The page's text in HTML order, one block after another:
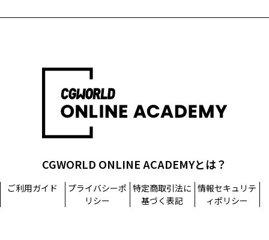
CGWORLD ONLINE ACADEMYとは？
ご利用ガイド
プライバシーポ
リシー
特定商取引法に
基づく表記
情報セキュリテ
ィポリシー